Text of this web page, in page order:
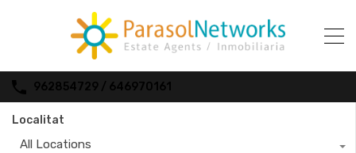
962854729 / 646970161
Localitat
All Locations